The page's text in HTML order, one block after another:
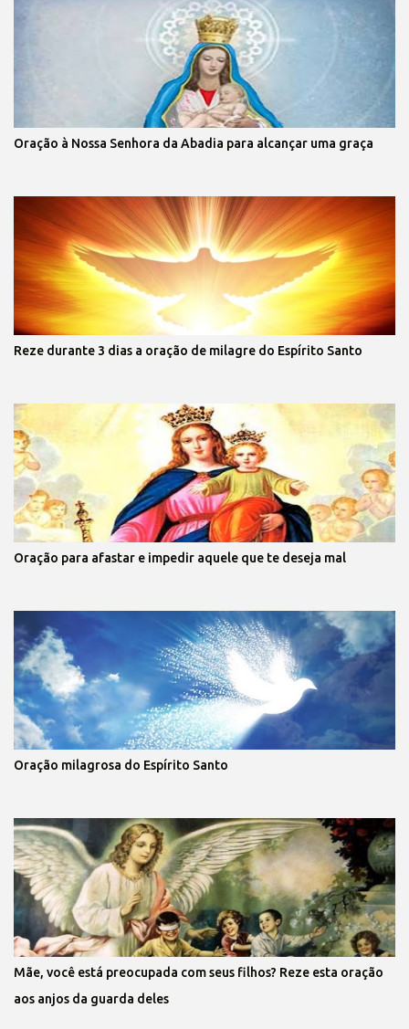
Oração à Nossa Senhora da Abadia para alcançar uma graça
Reze durante 3 dias a oração de milagre do Espírito Santo
Oração para afastar e impedir aquele que te deseja mal
Oração milagrosa do Espírito Santo
Mãe, você está preocupada com seus filhos? Reze esta oração
aos anjos da guarda deles